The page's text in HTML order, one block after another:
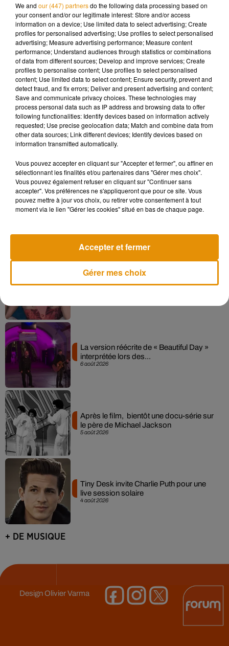
la matinée. Il échangera également avec des élus locaux, la
direction et les syndicats de l’entreprise. Roland Lescure
s’était déjà déplacé chez Duralex au mois de septembre
2022 pour assurer à l’entreprise qu’elle pouvait compter sur
le soutien de l’Etat.
Musique
Madonna sort enfin le remix de « Love
Angèle et Amélie Lens dévoilent leur
6 août 2026
La version réécrite de « Beautiful Day »
interprétée lors des...
5 août 2026
Après le film, bientôt une docu-série sur
le père de Michael Jackson
4 août 2026
Tiny Desk invite Charlie Puth pour une
live session solaire
+ DE MUSIQUE
DesignOlivier Varma
We and our (447) partnersdo the following data processing based on
your consent and/or our legitimate interest: Store and/or access
information on a device; Use limited data to select advertising; Create
profiles for personalised advertising; Use profiles to select personalised
advertising; Measure advertising performance; Measure content
performance; Understand audiences through statistics or combinations
of data from different sources; Develop and improve services; Create
profiles to personalise content; Use profiles to select personalised
content; Use limited data to select content; Ensure security, prevent and
detect fraud, and fix errors; Deliver and present advertising and content;
Save and communicate privacy choices. These technologies may
process personal data such as IP address and browsing data to offer
following functionalities: Identify devices based on information actively
requested; Use precise geolocation data; Match and combine data from
other data sources; Link different devices; Identify devices based on
information transmitted automatically.
Vous pouvez accepter en cliquant sur "Accepter et fermer", ou affiner en
sélectionnant les finalités et/ou partenaires dans "Gérer mes choix".
Vous pouvez également refuser en cliquant sur "Continuer sans
accepter". Vos préférences ne s'appliqueront que pour ce site. Vous
pouvez mettre à jour vos choix, ou retirer votre consentement à tout
moment via le lien "Gérer les cookies" situé en bas de chaque page.
Gérer mes choix
Accepter et fermer